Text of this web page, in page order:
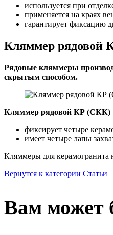
используется при
применяется на краях
гарантирует фиксацию
Кляммер рядовой
Рядовые кляммеры
скрытым способом.
Кляммер рядовой КР (СКК)
фиксирует четыре
имеет четыре лапы
Кляммеры для керамогранита
Вернутся к категории Статьи
Вам может